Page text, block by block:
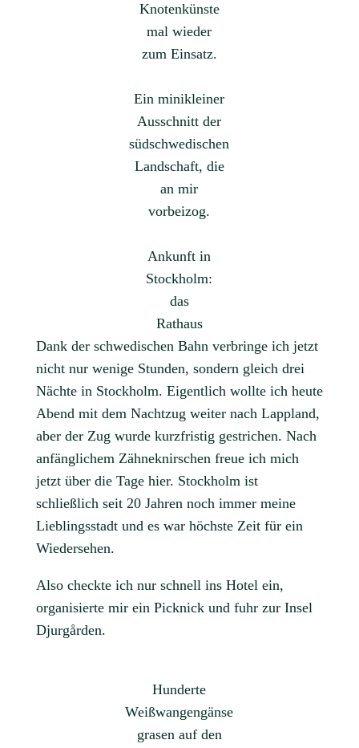
Knotenkünste
mal wieder
zum Einsatz.
Ein minikleiner
Ausschnitt der
südschwedischen
Landschaft, die
an mir
vorbeizog.
Ankunft in
Stockholm:
das
Rathaus
Dank der schwedischen Bahn verbringe ich jetzt
nicht nur wenige Stunden, sondern gleich drei
Nächte in Stockholm. Eigentlich wollte ich heute
Abend mit dem Nachtzug weiter nach Lappland,
aber der Zug wurde kurzfristig gestrichen. Nach
anfänglichem Zähneknirschen freue ich mich
jetzt über die Tage hier. Stockholm ist
schließlich seit 20 Jahren noch immer meine
Lieblingsstadt und es war höchste Zeit für ein
Wiedersehen.
Also checkte ich nur schnell ins Hotel ein,
organisierte mir ein Picknick und fuhr zur Insel
Djurgården.
Hunderte
Weißwangengänse
grasen auf den